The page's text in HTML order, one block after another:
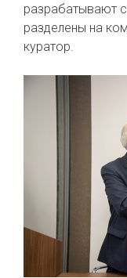
разрабатывают
разделены на
куратор.